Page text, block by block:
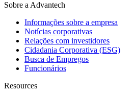
Sobre a Advantech
Informações sobre a empresa
Notícias corporativas
Relações com investidores
Cidadania Corporativa (ESG)
Busca de Empregos
Funcionários
Resources